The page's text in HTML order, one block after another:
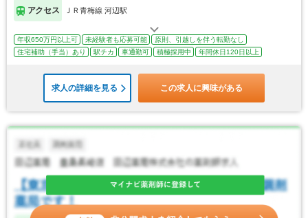
アクセス ＪＲ青梅線 河辺駅
年収650万円以上可 未経験者も応募可能
原則、引越しを伴う転勤なし
住宅補助（手当）あり
駅チカ 車通勤可 積極採用中 年間休日120日以上
求人の詳細を見る この求人に興味がある